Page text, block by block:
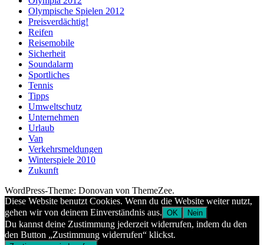
Olympische Spielen 2012
Preisverdächtig!
Reifen
Reisemobile
Sicherheit
Soundalarm
Sportliches
Tennis
Tipps
Umweltschutz
Unternehmen
Urlaub
Van
Verkehrsmeldungen
Winterspiele 2010
Zukunft
WordPress-Theme: Donovan von ThemeZee.
Diese Website benutzt Cookies. Wenn du die Website weiter nutzt,
gehen wir von deinem Einverständnis aus. OK Nein
Du kannst deine Zustimmung jederzeit widerrufen, indem du den
den Button „Zustimmung widerrufen“ klickst.